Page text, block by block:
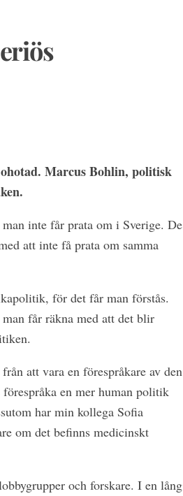
Marcus Bohlin, politisk
inte får prata om i Sverige. De
att inte få prata om samma
för det får man förstås.
får räkna med att det blir
att vara en förespråkare av den
en mer human politik
har min kollega Sofia
om det befinns medicinskt
och forskare. I en lång